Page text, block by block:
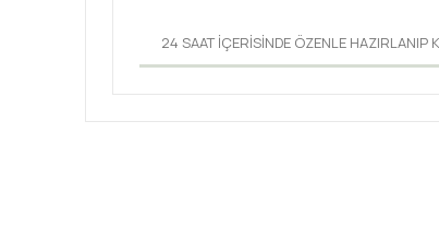
24 SAAT İÇERİSİNDE ÖZENLE HAZIRLANIP